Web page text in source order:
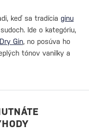
keď sa tradícia ginu
Ide o kategóriu,
Gin, no posúva ho
tónov vanilky a